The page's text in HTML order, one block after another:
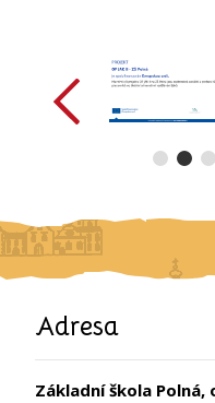
Adresa
Základní škola Polná,